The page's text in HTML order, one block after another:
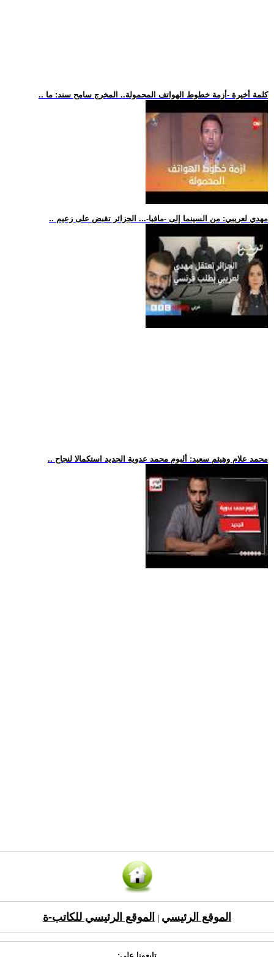
.. كلمة أخيرة -أزمة خطوط الهواتف المحمولة.. المخرج سامح سند: ما
.. مهدي لعريبي: من السينما إلى -مافيا-... الجزائر تقبض على زعيم
.. محمد علام وهيثم سعيد: ألبوم محمد عدوية الجديد استكمالا لنجاح
الموقع الرئيسي الموقع الرئيسي للكاتب-ة